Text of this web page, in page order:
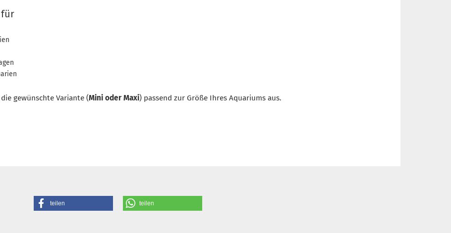
für
gewünschte Variante (Mini oder Maxi) passend zur Größe Ihres Aquariums aus.
teilen teilen